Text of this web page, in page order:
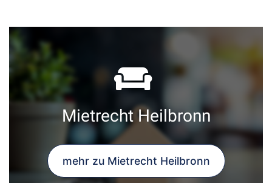
Mietrecht Heilbronn
mehr zu Mietrecht Heilbronn